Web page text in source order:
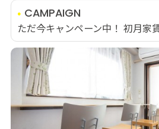
CAMPAIGN
ただ今キャンペーン中！ 初月